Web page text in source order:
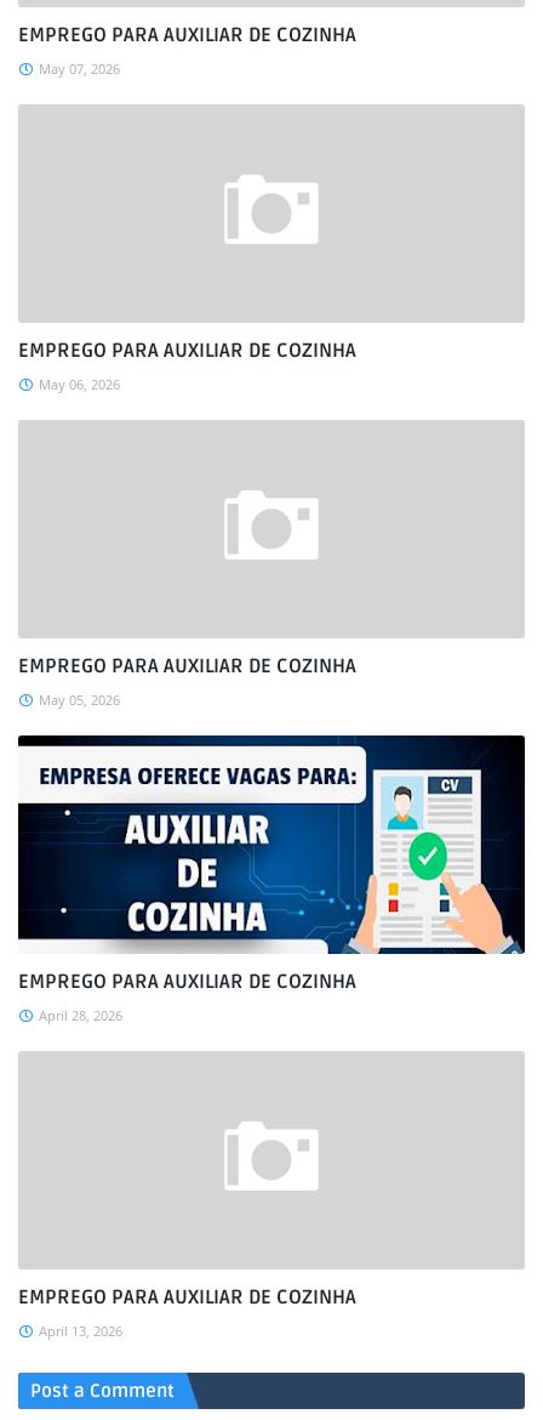
EMPREGO PARA AUXILIAR DE COZINHA
May 07, 2026
EMPREGO PARA AUXILIAR DE COZINHA
May 06, 2026
EMPREGO PARA AUXILIAR DE COZINHA
May 05, 2026
EMPREGO PARA AUXILIAR DE COZINHA
April 28, 2026
EMPREGO PARA AUXILIAR DE COZINHA
April 13, 2026
Post a Comment